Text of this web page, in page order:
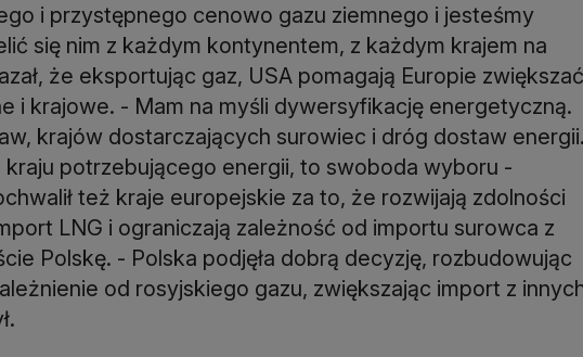
i przystępnego cenowo gazu ziemnego i jesteśmy
się nim z każdym kontynentem, z każdym krajem na
że eksportując gaz, USA pomagają Europie zwiększać
i krajowe. - Mam na myśli dywersyfikację energetyczną.
krajów dostarczających surowiec i dróg dostaw energii.
potrzebującego energii, to swoboda wyboru -
też kraje europejskie za to, że rozwijają zdolności
LNG i ograniczają zależność od importu surowca z
Polskę. - Polska podjęła dobrą decyzję, rozbudowując
od rosyjskiego gazu, zwiększając import z